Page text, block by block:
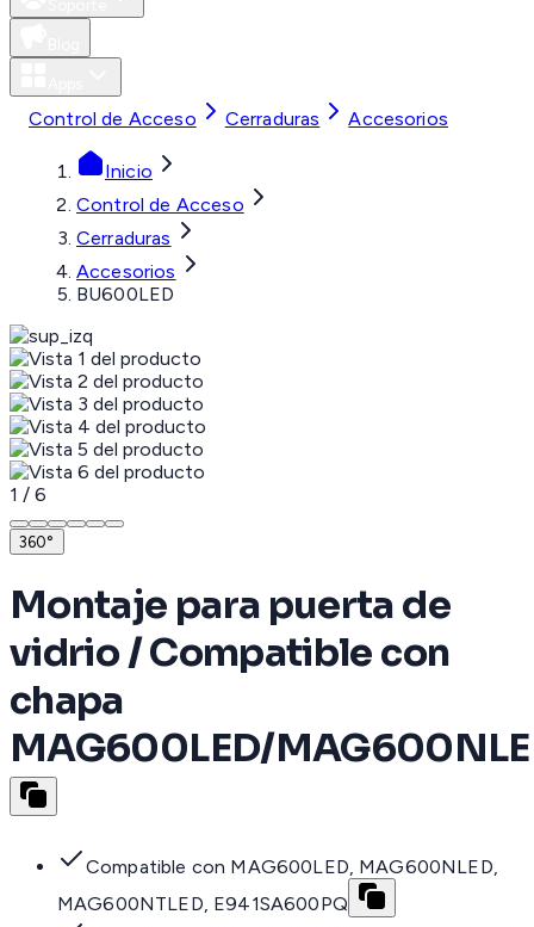
Control de Acceso Cerraduras Accesorios
Inicio
Control de Acceso
Cerraduras
Accesorios
BU600LED
1 / 6
360°
Montaje para puerta de
vidrio / Compatible con
chapa
MAG600LED/
Compatible con MAG600LED, MAG600NLED,
MAG600NTLED, E941SA600PQ